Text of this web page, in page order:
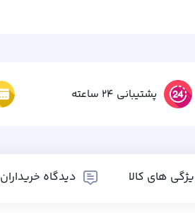
پشتیبانی 24 ساعته
های کالا دیدگاه خریداران